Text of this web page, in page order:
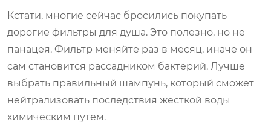
Кстати, многие сейчас бросились покупать
дорогие фильтры для душа. Это полезно, но не
панацея. Фильтр меняйте раз в месяц, иначе он
сам становится рассадником бактерий. Лучше
выбрать правильный шампунь, который сможет
нейтрализовать последствия жесткой воды
химическим путем.